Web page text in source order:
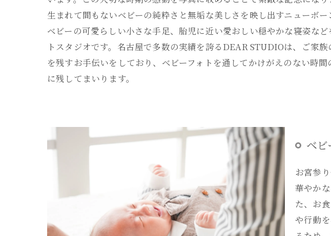
生まれて間もないベビーの純粋さと無垢な美しさを映し出すニューボー
ベビーの可愛らしい小さな手足、胎児に近い愛おしい穏やかな寝姿など
トスタジオです。名古屋で多数の実績を誇るDEAR STUDIOは、ご家族
を残すお手伝いをしており、ベビーフォトを通してかけがえのない時間
に残してまいります。
ベ
お宮参
華やか
た、お
や行動